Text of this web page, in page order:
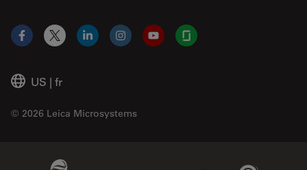
US | fr
© 2026 Leica Microsystems
Facebook
X LinkedInInstagramYouTubeGlassdoor
Genedata Link